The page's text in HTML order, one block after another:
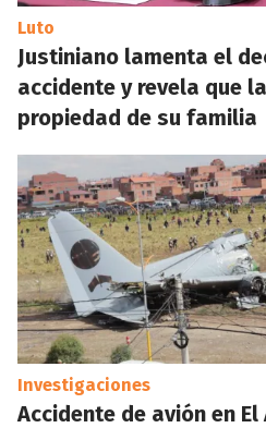
Luto
Justiniano lamenta el
accidente y revela que
propiedad de su familia
Investigaciones
Accidente de avión en